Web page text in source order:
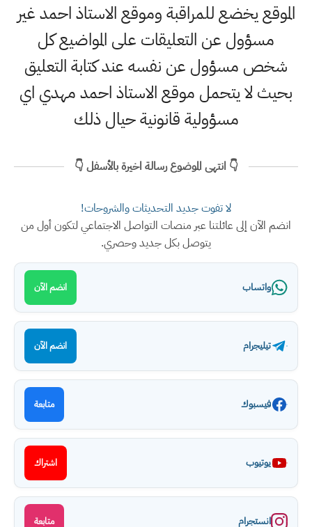
الموقع يخضع للمراقبة وموقع الاستاذ احمد غير
مسؤول عن التعليقات على المواضيع كل
شخص مسؤول عن نفسه عند كتابة التعليق
بحيث لا يتحمل موقع الاستاذ احمد مهدي اي
مسؤولية قانونية حيال ذلك
👇 انتهى الموضوع رسالة اخيرة بالأسفل 👇
لا تفوت جديد التحديثات والشروحات!
انضم الآن إلى عائلتنا عبر منصات التواصل الاجتماعي لتكون أول من
يتوصل بكل جديد وحصري.
واتساب انضم الآن
تيليجرام انضم الآن
فيسبوك متابعة
يوتيوب اشتراك
انستجرام متابعة